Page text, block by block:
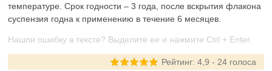
температуре. Срок годности – 3 года, после вскрытия флакона
суспензия годна к применению в течение 6 месяцев.
Нашли ошибку в тексте? Выделите ее и нажмите Ctrl + Enter.
Рейтинг: 4,9 - 24голоса